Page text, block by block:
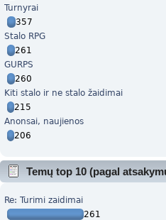
Turnyrai
357
Stalo RPG
261
GURPS
260
Kiti stalo ir ne stalo žaidimai
215
Anonsai, naujienos
206
Temų top 10 (pagal
Re: Turimi zaidimai
261